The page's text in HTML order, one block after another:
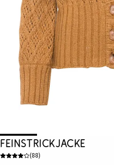
Feinstrickjacke
(88)